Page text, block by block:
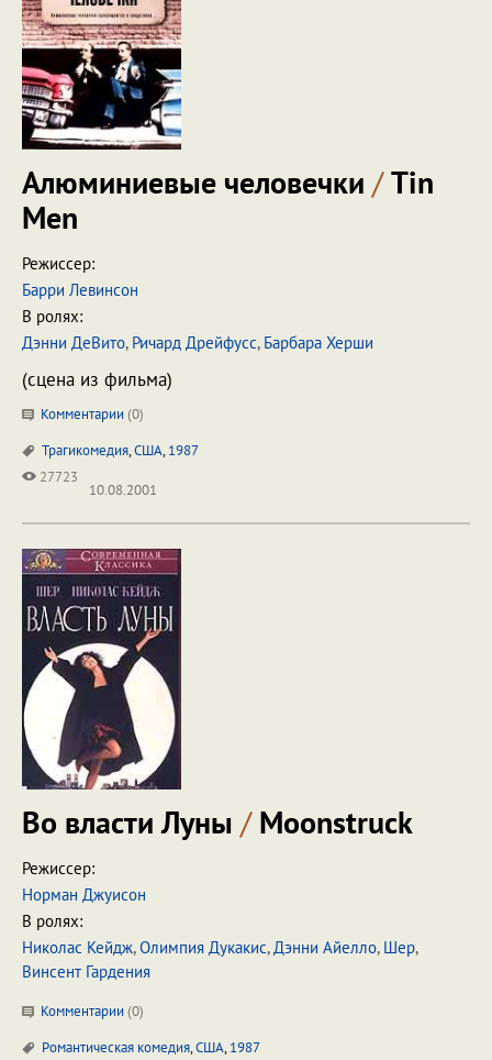
Алюминиевые человечки /Tin
Men
Режиссер:
Барри Левинсон
В ролях:
Дэнни ДеВито, Ричард Дрейфусс, Барбара Херши
(сцена из фильма)
Комментарии (0)
Трагикомедия,США,1987
27723
10.08.2001
Во власти Луны /Moonstruck
Режиссер:
Норман Джуисон
В ролях:
Николас Кейдж,Олимпия Дукакис,Дэнни Айелло, Шер,
Винсент Гардения
Комментарии (0)
Романтическая комедия,США,1987